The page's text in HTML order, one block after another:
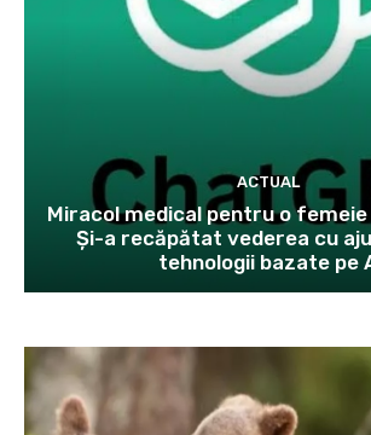
ACTUAL
Miracol medical pentru o femeie
Și-a recăpătat vederea cu
tehnologii bazate pe